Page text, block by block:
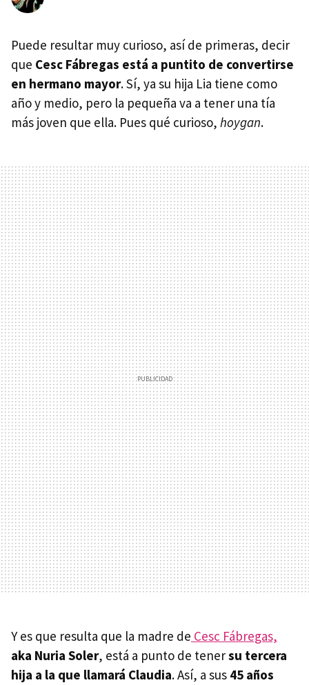
Puede resultar muy curioso, así de primeras, decir
que Cesc Fábregas está a puntito de convertirse
en hermano mayor. Sí, ya su hija Lia tiene como
año y medio, pero la pequeña va a tener una tía
más joven que ella. Pues qué curioso, hoygan.
Y es que resulta que la madre de Cesc Fábregas,
aka Nuria Soler, está a punto de tenersu tercera
hija a la que llamará Claudia. Así, a sus 45 años